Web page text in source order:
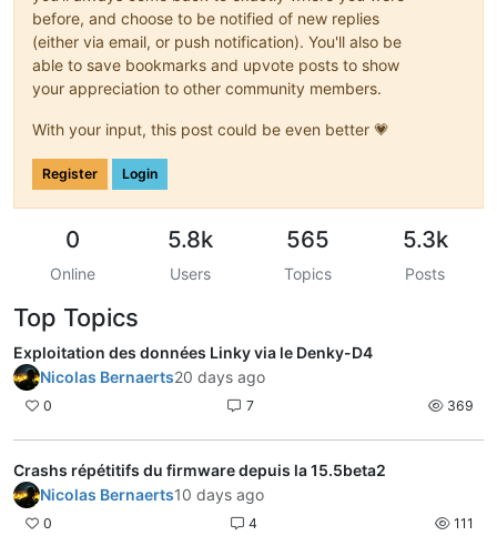
before, and choose to be notified of new replies
(either via email, or push notification). You'll also be
able to save bookmarks and upvote posts to show
your appreciation to other community members.
With your input, this post could be even better 💗
Register Login
0
Online
5.8k
Users
565
Topics
5.3k
Posts
Top Topics
Exploitation des données Linky via le Denky-D4
Nicolas Bernaerts20 days ago
0 7 369
Crashs répétitifs du firmware depuis la 15.5beta2
Nicolas Bernaerts10 days ago
0 4 111